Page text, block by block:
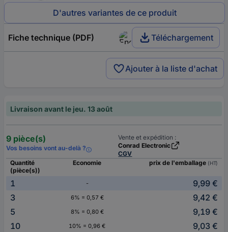
D'autres variantes de ce produit
Fiche technique (PDF) Téléchargement
Ajouter à la liste d'achat
Livraison avant le jeu. 13 août
9 pièce(s)
Vos besoins vont au-delà ?
Vente et expédition :
Conrad Electronic
CGV
Quantité
(pièce(s))
Economie prix de l'emballage (HT)
1 -
9,99 €
3
6% = 0,57 €
9,42 €
5
8% = 0,80 €
9,19 €
10
10% = 0,96 €
9,03 €